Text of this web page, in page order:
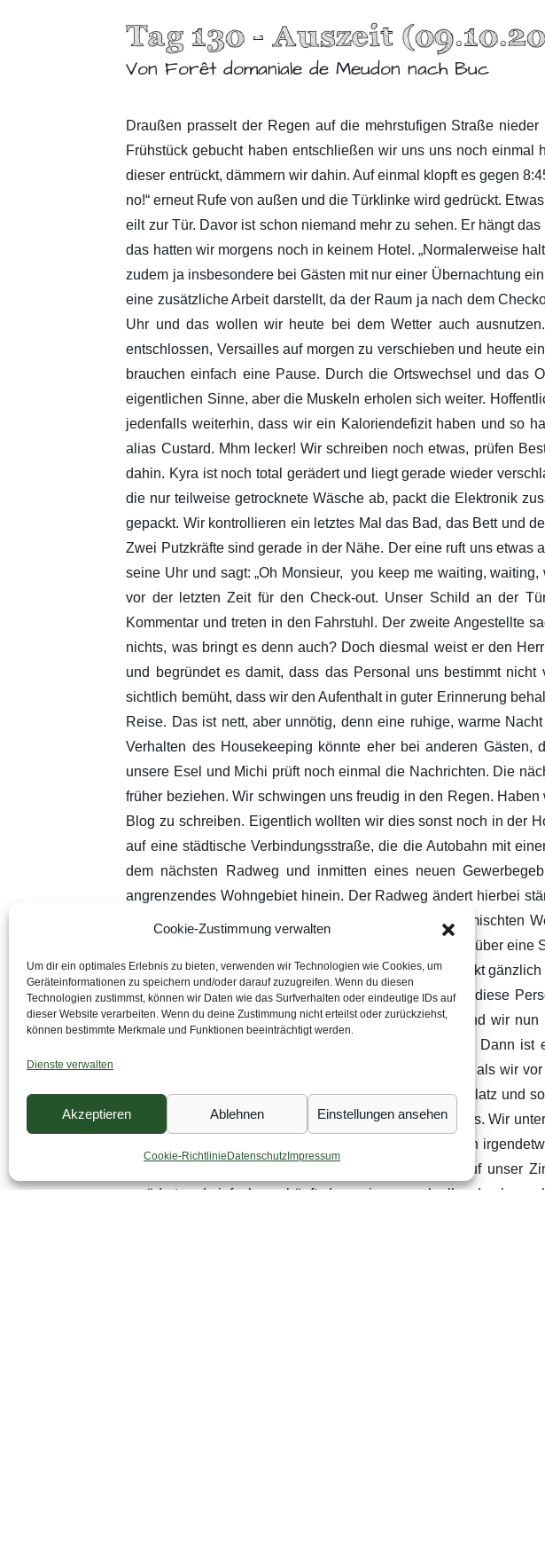
Cookie-Zustimmung verwalten
Um dir ein optimales Erlebnis zu bieten, verwenden wir Technologien wie Cookies, um
Geräteinformationen zu speichern und/oder darauf zuzugreifen. Wenn du diesen
Technologien zustimmst, können wir Daten wie das Surfverhalten oder eindeutige IDs auf
dieser Website verarbeiten. Wenn du deine Zustimmung nicht erteilst oder zurückziehst,
können bestimmte Merkmale und Funktionen beeinträchtigt werden.
Dienste verwalten
Akzeptieren Ablehnen Einstellungen ansehen
Cookie-Richtlinie DatenschutzImpressum
Tag 130 - Auszeit
Von Forêt domaniale de Meudon nach Buc
Draußen prasselt der Regen auf die mehrstufigen Straße
Frühstück gebucht haben entschließen wir uns uns noch
dieser entrückt, dämmern wir dahin. Auf einmal klopft es gegen
no!“ erneut Rufe von außen und die Türklinke wird gedrückt.
eilt zur Tür. Davor ist schon niemand mehr zu sehen. Er hängt
das hatten wir morgens noch in keinem Hotel. „Normalerweise
zudem ja insbesondere bei Gästen mit nur einer Übernachtung
eine zusätzliche Arbeit darstellt, da der Raum ja nach dem
Uhr und das wollen wir heute bei dem Wetter auch
entschlossen, Versailles auf morgen zu verschieben und heute
brauchen einfach eine Pause. Durch die Ortswechsel und das
eigentlichen Sinne, aber die Muskeln erholen sich weiter.
jedenfalls weiterhin, dass wir ein Kaloriendefizit haben und so
alias Custard. Mhm lecker! Wir schreiben noch etwas, prüfen
dahin. Kyra ist noch total gerädert und liegt gerade wieder
die nur teilweise getrocknete Wäsche ab, packt die Elektronik
gepackt. Wir kontrollieren ein letztes Mal das Bad, das Bett und
Zwei Putzkräfte sind gerade in der Nähe. Der eine ruft uns etwas
seine Uhr und sagt: „Oh Monsieur, you keep me waiting,
vor der letzten Zeit für den Check-out. Unser Schild an der
Kommentar und treten in den Fahrstuhl. Der zweite Angestellte
nichts, was bringt es denn auch? Doch diesmal weist er den
und begründet es damit, dass das Personal uns bestimmt
sichtlich bemüht, dass wir den Aufenthalt in guter Erinnerung
Reise. Das ist nett, aber unnötig, denn eine ruhige, warme
Verhalten des Housekeeping könnte eher bei anderen
unsere Esel und Michi prüft noch einmal die Nachrichten. Die
früher beziehen. Wir schwingen uns freudig in den Regen.
Blog zu schreiben. Eigentlich wollten wir dies sonst noch in der
auf eine städtische Verbindungsstraße, die die Autobahn mit
dem nächsten Radweg und inmitten eines neuen
angrenzendes Wohngebiet hinein. Der Radweg ändert hierbei
Fußweg, auf einem eigenen Weg oder auf einem gemischten
kleinen Grüppchen umher und wir verlassen den Vorort über
zum Supermarkt. Kyra hechtet hinein. Leider ist der Markt
Als sie sich entschließt jemanden anzusprechen sagt diese
nervös, da wir unsere Ankunftszeit mitgeteilt haben und wir
gewogen werden und somit verstreichen die Minuten. Dann
entgegen. Erst finden wir die Hausnummer nicht. Doch als wir
bittet uns herein. Die Drahtesel finden in der Garage Platz und
gehen über den Garten zum Vordereingang des Hauses. Wir
Frau sehr gut deutsch und englisch sprechen und wenn
abgemacht und wir ziehen uns nass und glücklich auf unser
gerädert und einfach erschöpft, dass wir nur noch alles